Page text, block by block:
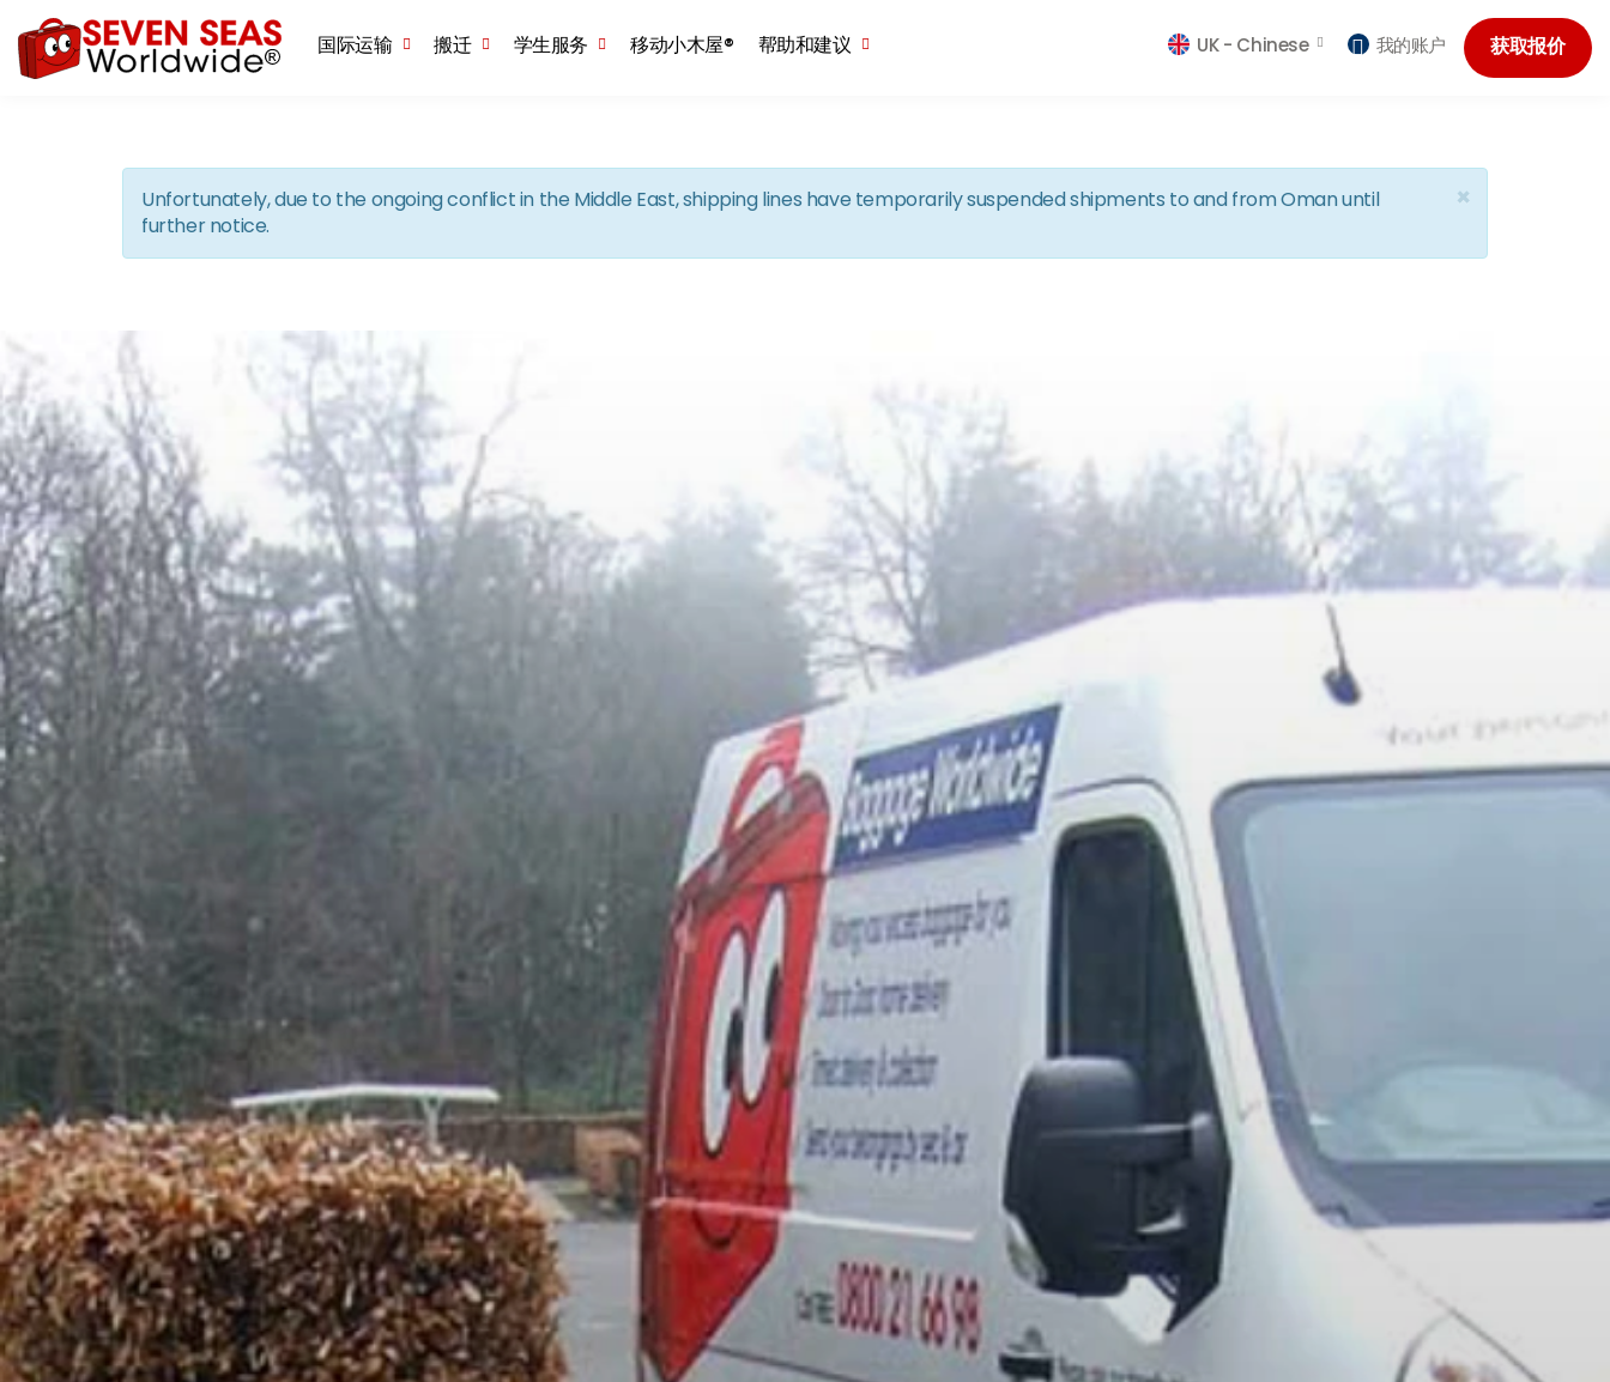
获取报价
UK - Chinese 我的账户
国际运输 搬迁 学生服务 移动小木屋® 帮助和建议
×
Unfortunately, due to the ongoing conflict in the Middle East, shipping lines have temporarily suspended shipments to and from Oman until
further notice.